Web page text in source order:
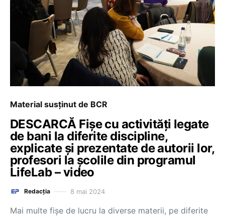
Material susținut de BCR
DESCARCĂ Fișe cu activități legate
de bani la diferite discipline,
explicate și prezentate de autorii lor,
profesori la școlile din programul
LifeLab – video
Redacția 8 mai 2024
Mai multe fișe de lucru la diverse materii, pe diferite